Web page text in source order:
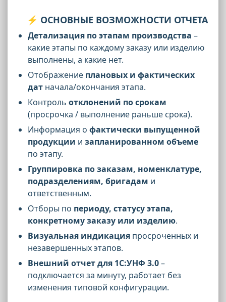
⚡ ОСНОВНЫЕ ВОЗМОЖНОСТИ ОТЧЕТА
Детализация по этапам производства –
какие этапы по каждому заказу или изделию
выполнены, а какие нет.
Отображение плановых и фактических
дат начала/окончания этапа.
Контроль отклонений по срокам
(просрочка / выполнение раньше срока).
Информация о фактически выпущенной
продукции и запланированном объеме
по этапу.
Группировка по заказам, номенклатуре,
подразделениям, бригадам и
ответственным.
Отборы по периоду, статусу этапа,
конкретному заказу или изделию.
Визуальная индикация просроченных и
незавершенных этапов.
Внешний отчет для 1С:УНФ 3.0–
подключается за минуту, работает без
изменения типовой конфигурации.